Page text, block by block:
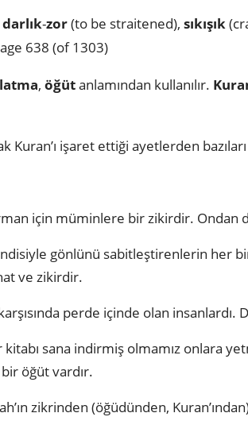
darlık-zor(to be straitened), sıkışık
638 (of 1303)
, öğütanlamından kullanılır.
Kuran’ı işaret ettiği ayetlerden
için müminlere bir zikirdir. Ondan
gönlünü sabitleştirenlerin her
ve zikirdir.
perde içinde olan insanlardı.
kitabı sana indirmiş olmamız onlara
öğüt vardır.
zikrinden (öğüdünden,